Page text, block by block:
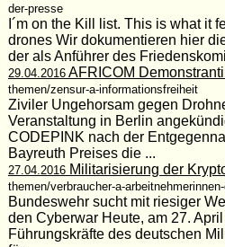
der-presse
I´m on the Kill list. This is what it
drones Wir dokumentieren hier
der als Anführer des
29.04.2016AFRICOM
themen/zensur-a-informationsfreiheit
Ziviler Ungehorsam gegen
Veranstaltung in Berlin
CODEPINK nach der
Bayreuth Preises die ...
27.04.2016Militarisierung der
themen/verbraucher-a-
Bundeswehr sucht mit riesiger
den Cyberwar Heute, am 27.
Führungskräfte des deutschen